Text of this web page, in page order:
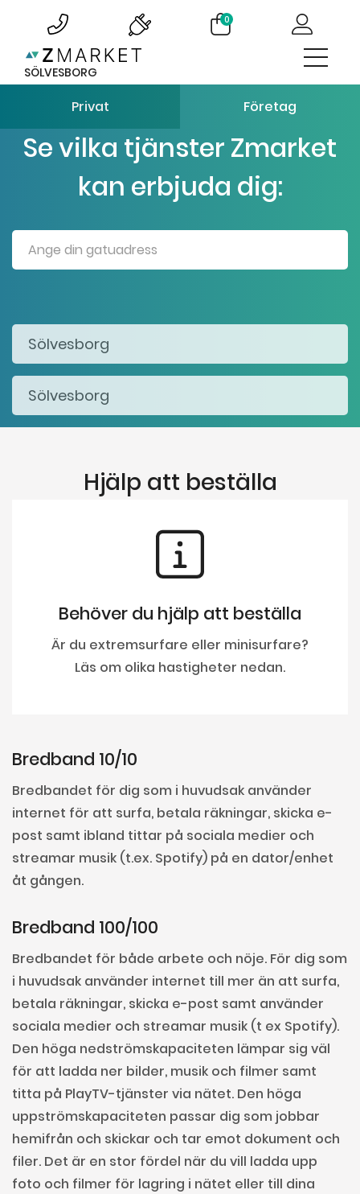
0
SÖLVESBORG
Privat Företag
Se vilka tjänster Zmarket
kan erbjuda dig:
Hjälp att beställa
Behöver du hjälp att beställa
Är du extremsurfare eller minisurfare?
Läs om olika hastigheter nedan.
Bredband 10/10
Bredbandet för dig som i huvudsak använder
internet för att surfa, betala räkningar, skicka e-
post samt ibland tittar på sociala medier och
streamar musik (t.ex. Spotify) på en dator/enhet
åt gången.
Bredband 100/100
Bredbandet för både arbete och nöje. För dig som
i huvudsak använder internet till mer än att surfa,
betala räkningar, skicka e-post samt använder
sociala medier och streamar musik (t ex Spotify).
Den höga nedströmskapaciteten lämpar sig väl
för att ladda ner bilder, musik och filmer samt
titta på PlayTV-tjänster via nätet. Den höga
uppströmskapaciteten passar dig som jobbar
hemifrån och skickar och tar emot dokument och
filer. Det är en stor fördel när du vill ladda upp
foto och filmer för lagring i nätet eller till dina